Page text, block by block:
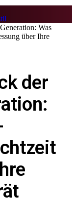
Was
über Ihre
der